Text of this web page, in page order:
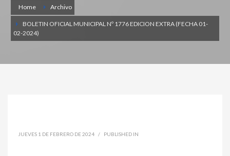
Home Archivo
BOLETIN OFICIAL MUNICIPAL Nº 1776 EDICION EXTRA (FECHA 01-
02-2024)
JUEVES 1 DE FEBRERO DE 2024 / PUBLISHED IN